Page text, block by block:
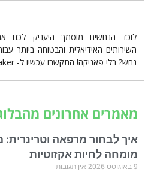
לוכד הנחשים מוסמך היעניק לכם
השירותים האידיאלית והבטוחה ביותר
נחש? בלי פאניקה! התקשרו עכשיו ל- Snaker!
מאמרים אחרונים
איך לבחור מרפאה וטרינרית:
מומחה לחיות אקזוטיות
9 באוגוסט 2026 אין תגובות